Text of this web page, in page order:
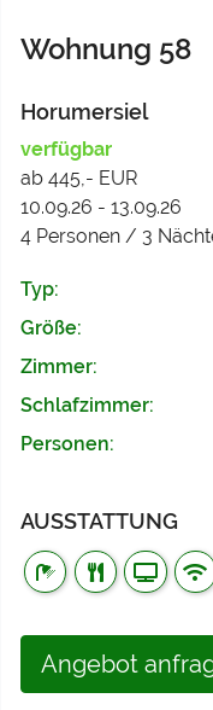
Wohnung 58
Horumersiel
verfügbar
ab 445,- EUR
10.09.26 - 13.09.26
4 Personen / 3
Typ:
Größe:
Zimmer:
Schlafzimmer:
Personen:
AUSSTATTUNG
Angebot